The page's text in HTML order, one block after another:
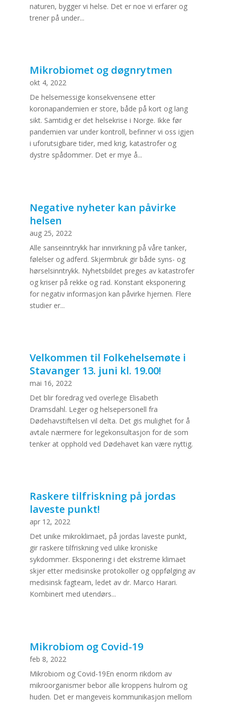
naturen, bygger vi helse. Det er noe vi erfarer og
trener på under...
Mikrobiomet og døgnrytmen
okt 4, 2022
De helsemessige konsekvensene etter
koronapandemien er store, både på kort og lang
sikt. Samtidig er det helsekrise i Norge. Ikke før
pandemien var under kontroll, befinner vi oss igjen
i uforutsigbare tider, med krig, katastrofer og
dystre spådommer. Det er mye å...
Negative nyheter kan påvirke
helsen
aug 25, 2022
Alle sanseinntrykk har innvirkning på våre tanker,
følelser og adferd. Skjermbruk gir både syns- og
hørselsinntrykk. Nyhetsbildet preges av katastrofer
og kriser på rekke og rad. Konstant eksponering
for negativ informasjon kan påvirke hjernen. Flere
studier er...
Velkommen til Folkehelsemøte i
Stavanger 13. juni kl. 19.00!
mai 16, 2022
Det blir foredrag ved overlege Elisabeth
Dramsdahl. Leger og helsepersonell fra
Dødehavstiftelsen vil delta. Det gis mulighet for å
avtale nærmere for legekonsultasjon for de som
tenker at opphold ved Dødehavet kan være nyttig.
Raskere tilfriskning på jordas
laveste punkt!
apr 12, 2022
Det unike mikroklimaet, på jordas laveste punkt,
gir raskere tilfriskning ved ulike kroniske
sykdommer. Eksponering i det ekstreme klimaet
skjer etter medisinske protokoller og oppfølging av
medisinsk fagteam, ledet av dr. Marco Harari.
Kombinert med utendørs...
Mikrobiom og Covid-19
feb 8, 2022
Mikrobiom og Covid-19En enorm rikdom av
mikroorganismer bebor alle kroppens hulrom og
huden. Det er mangeveis kommunikasjon mellom